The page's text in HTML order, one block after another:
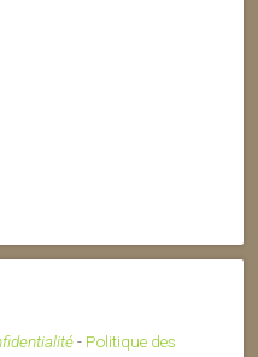
- Politique des